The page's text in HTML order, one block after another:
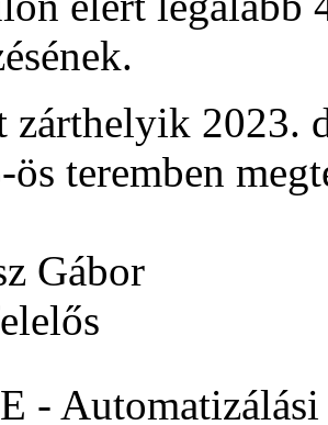
2023.
ös teremben
Gábor
-